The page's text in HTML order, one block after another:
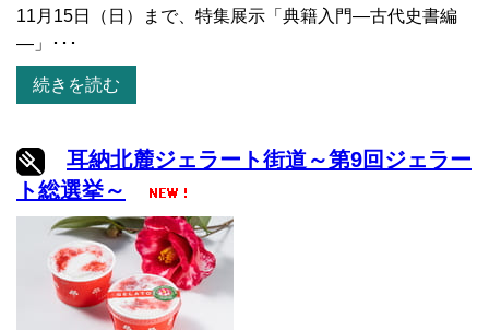
11月15日（日）まで、特集展示「典籍入門―古代史書編
―」･･･
続きを読む
耳納北麓ジェラート街道～第9回ジェラー
ト総選挙～